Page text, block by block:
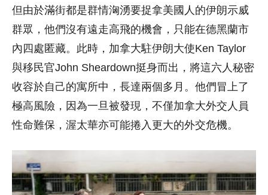
但由於滿街都是群情洶湧要捉拿美國人的伊朗示威
群眾，他們沒有遠走高飛的機會，只能在德黑蘭市
內四處匿藏。此時，加拿大駐伊朗大使Ken Taylor
與移民官John Sheardown挺身而出，將這六人秘密
收容於自己的寓所中，長達兩個多月。他們冒上了
極高風險，因為一旦被發現，不僅加拿大外交人員
性命難保，渥太華亦可能捲入更大的外交危機。